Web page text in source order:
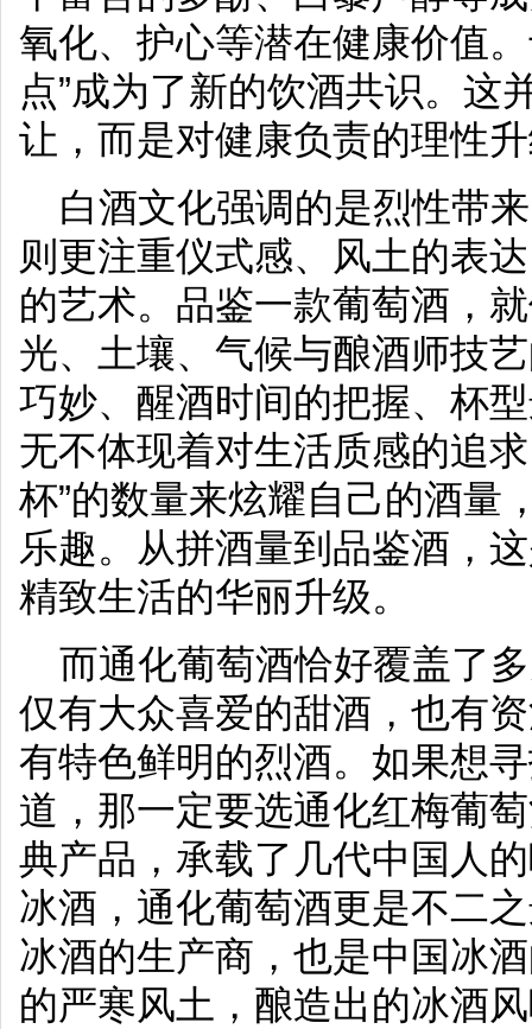
氧化、护心等潜在健康价值
点”成为了新的饮酒共识。这
让，而是对健康负责的理性
白酒文化强调的是烈性带
则更注重仪式感、风土的表
的艺术。品鉴一款葡萄酒，
光、土壤、气候与酿酒师技
巧妙、醒酒时间的把握、杯
无不体现着对生活质感的追
杯”的数量来炫耀自己的酒量
乐趣。从拼酒量到品鉴酒，
精致生活的华丽升级。
而通化葡萄酒恰好覆盖了
仅有大众喜爱的甜酒，也有
有特色鲜明的烈酒。如果想
道，那一定要选通化红梅葡
典产品，承载了几代中国人
冰酒，通化葡萄酒更是不二
冰酒的生产商，也是中国冰
的严寒风土，酿造出的冰酒